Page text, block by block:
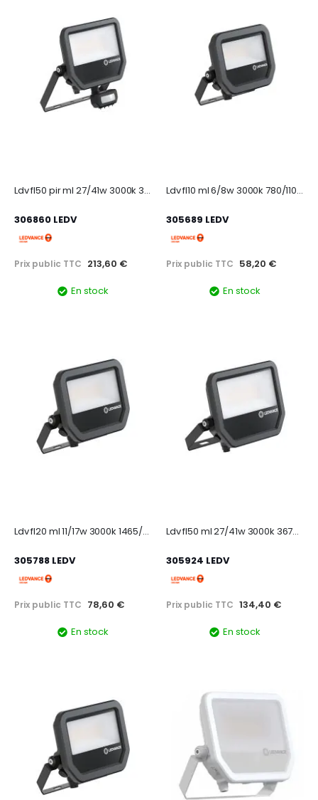
Ldv fl50 pir ml 27/41w 3000k 3670/5500lm sym100 ip66 noir projecteur multi lumen
306860 LEDV
Prix public TTC 213,60 €
En stock
Ldv fl10 ml 6/8w 3000k 780/1100lm sym 100 ip66 noir projecteur multi lumen
305689 LEDV
Prix public TTC 58,20 €
En stock
Ldv fl20 ml 11/17w 3000k 1465/2200lm sym 100 ip66 noir projecteur multi lumen
305788 LEDV
Prix public TTC 78,60 €
En stock
Ldv fl50 ml 27/41w 3000k 3670/5500lm sym 100 ip66 noir projecteur multi lumen
305924 LEDV
Prix public TTC 134,40 €
En stock